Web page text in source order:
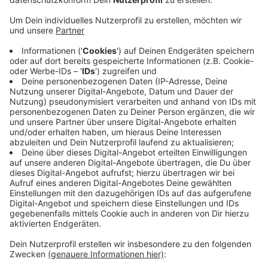
Anzeige
Unter anderem wünscht sich der Landkreistag, dass
der Landesanteil bei der Kindertagesbetreuung erhöht
und die Trägeranteile für Kindergärten abgeschafft
werden. Außerdem müssen Investitions- und
Mietförderungen für Kitas angepasst werden - denn
auch bei Kita Mieten seien die Preise angestiegen.
Und: für eine gute Bildung der Kinder brauche es eine
Fachkräfteoffensive. Damit soll der Rechtsanspruch
auf Kinderbetreuung sichergestellt und die Kinder gut
gefördert werden können.
Anzeige